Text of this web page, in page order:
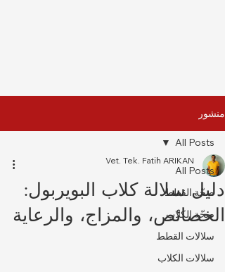
منشور
All Posts
صِحّة القطط
صِحّة الكلاب
سلالات القطط
سلالات الكلاب
All Posts
دليل سلالة كلاب البويربول:
الخصائص، والمزاج، والرعاية
Vet. Tek. Fatih ARIKAN